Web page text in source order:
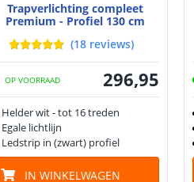
Trapverlichting compleet
Premium - Profiel 130 cm
(18 reviews)
OP VOORRAAD 296,95
Helder wit - tot 16 treden
Egale lichtlijn
Ledstrip in (zwart) profiel
IN WINKELWAGEN